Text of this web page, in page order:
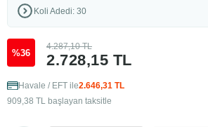
Koli Adedi: 30
%36 2.728,15 TL
4.287,10 TL
Havale / EFT ile2.646,31 TL
909,38 TL başlayan taksitle